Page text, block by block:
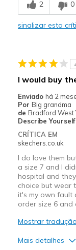
Comfortable
Going Out
Travel
Sizing
View On Shoes
2 0
sinalizar esta
I would buy
Enviado há 2
Por Big grandma
de Bradford West
Describe Yourself
CRÍTICA EM
skechers.co.uk
I do love them
a size 7 and I
hospital and
choice but wear
it's my own fault
order size 6 and
Mostrar tradução
Mais detalhes